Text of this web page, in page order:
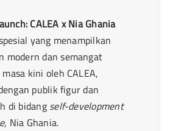
CALEA x Nia Ghania
yang menampilkan
modern dan semangat
kini oleh CALEA,
publik figur dan
di bidang self-development
, Nia Ghania.